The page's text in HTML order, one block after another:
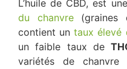
L’huile de CBD, est une
du chanvre(graines
contient untaux élevé
un faible taux de
variétés de chanvre